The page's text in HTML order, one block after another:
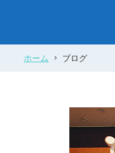
ホーム ブログ